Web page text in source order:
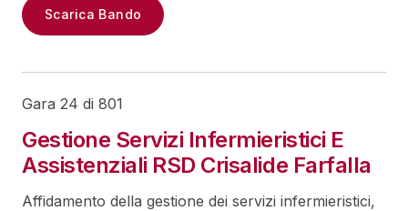
Scarica Bando
Gara 24 di 801
Gestione Servizi Infermieristici E
Assistenziali RSD Crisalide Farfalla
Affidamento della gestione dei servizi infermieristici,